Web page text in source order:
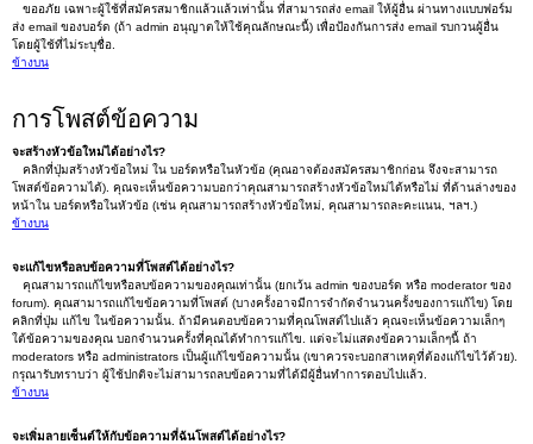
ขออภัย เฉพาะผู้ใช้ที่สมัครสมาชิกแล้วแล้วเท่านั้น ที่สามารถส่ง email ให้ผู้อื่น ผ่านทางแบบฟอร์ม
ส่ง email ของบอร์ด (ถ้า admin อนุญาตให้ใช้คุณลักษณะนี้) เพื่อป้องกันการส่ง email รบกวนผู้อื่น
โดยผู้ใช้ที่ไม่ระบุชื่อ.
ข้างบน
การโพสต์ข้อความ
จะสร้างหัวข้อใหม่ได้อย่างไร?
คลิกที่ปุ่มสร้างหัวข้อใหม่ ใน บอร์ดหรือในหัวข้อ (คุณอาจต้องสมัครสมาชิกก่อน จึงจะสามารถ
โพสต์ข้อความได้). คุณจะเห็นข้อความบอกว่าคุณสามารถสร้างหัวข้อใหม่ได้หรือไม่ ที่ด้านล่างของ
หน้าใน บอร์ดหรือในหัวข้อ (เช่น คุณสามารถสร้างหัวข้อใหม่, คุณสามารถละคะแนน, ฯลฯ.)
ข้างบน
จะแก้ไขหรือลบข้อความที่โพสต์ได้อย่างไร?
คุณสามารถแก้ไขหรือลบข้อความของคุณเท่านั้น (ยกเว้น admin ของบอร์ด หรือ moderator ของ
forum). คุณสามารถแก้ไขข้อความที่โพสต์ (บางครั้งอาจมีการจำกัดจำนวนครั้งของการแก้ไข) โดย
คลิกที่ปุ่ม แก้ไข ในข้อความนั้น. ถ้ามีคนตอบข้อความที่คุณโพสต์ไปแล้ว คุณจะเห็นข้อความเล็กๆ
ใต้ข้อความของคุณ บอกจำนวนครั้งที่คุณได้ทำการแก้ไข. แต่จะไม่แสดงข้อความเล็กๆนี้ ถ้า
moderators หรือ administrators เป็นผู้แก้ไขข้อความนั้น (เขาควรจะบอกสาเหตุที่ต้องแก้ไขไว้ด้วย).
กรุณารับทราบว่า ผู้ใช้ปกติจะไม่สามารถลบข้อความที่ได้มีผู้อื่นทำการตอบไปแล้ว.
ข้างบน
จะเพิ่มลายเซ็นต์ให้กับข้อความที่ฉันโพสต์ได้อย่างไร?